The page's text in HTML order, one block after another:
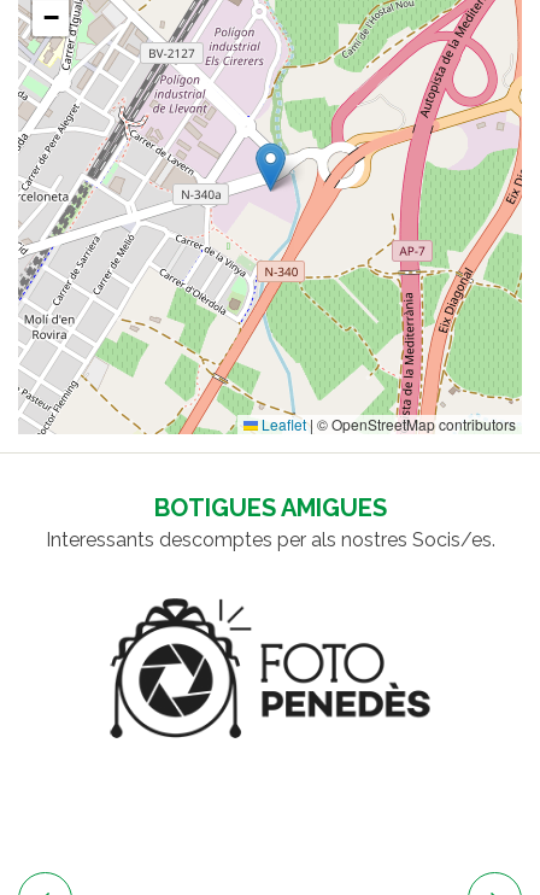
−
Leaflet| © OpenStreetMap contributors
BOTIGUES AMIGUES
Interessants descomptes per als nostres Socis/es.